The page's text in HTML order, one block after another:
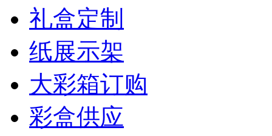
礼盒定制
纸展示架
大彩箱订购
彩盒供应